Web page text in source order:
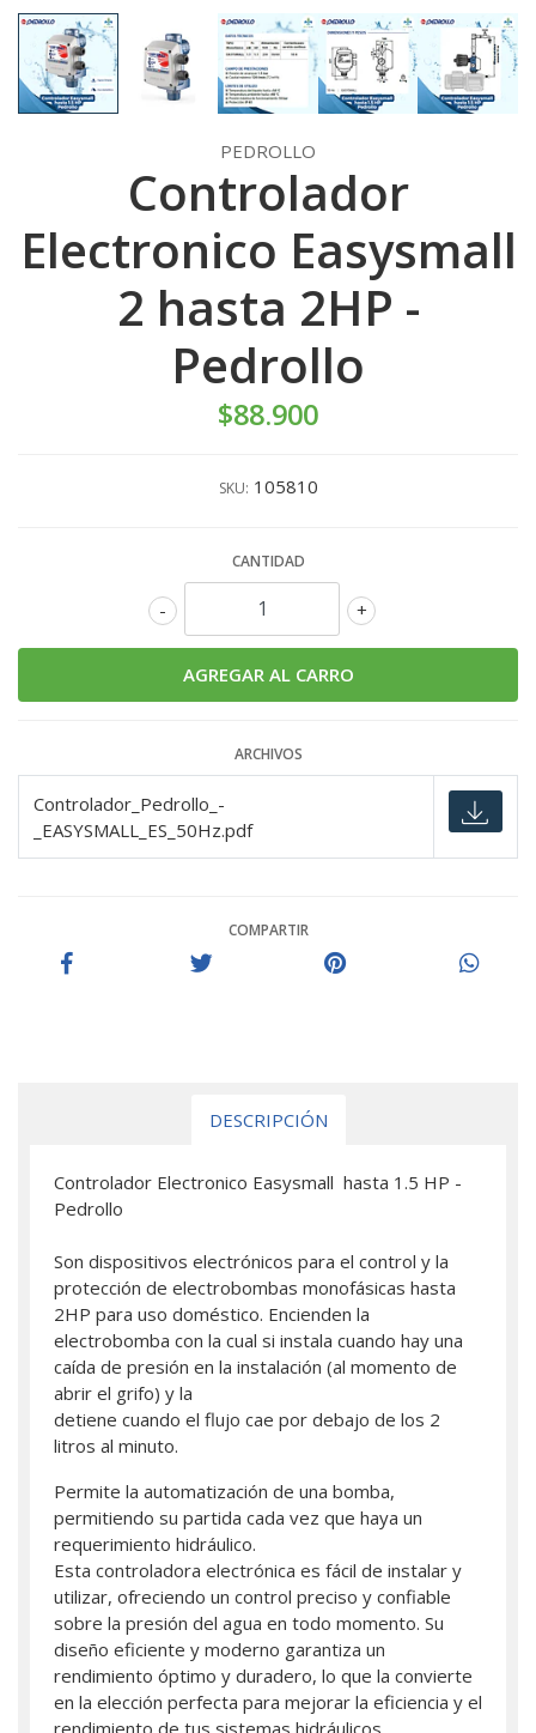
PEDROLLO
Controlador
Electronico Easysmall
2 hasta 2HP -
Pedrollo
$88.900
SKU: 105810
CANTIDAD
+
-
ARCHIVOS
Controlador_Pedrollo_-
_EASYSMALL_ES_50Hz.pdf
COMPARTIR
DESCRIPCIÓN
Controlador Electronico Easysmall hasta 1.5 HP -
Pedrollo
Son dispositivos electrónicos para el control y la
protección de electrobombas monofásicas hasta
2HP para uso doméstico. Encienden la
electrobomba con la cual si instala cuando hay una
caída de presión en la instalación (al momento de
abrir el grifo) y la
detiene cuando el flujo cae por debajo de los 2
litros al minuto.
Permite la automatización de una bomba,
permitiendo su partida cada vez que haya un
requerimiento hidráulico.
Esta controladora electrónica es fácil de instalar y
utilizar, ofreciendo un control preciso y confiable
sobre la presión del agua en todo momento. Su
diseño eficiente y moderno garantiza un
rendimiento óptimo y duradero, lo que la convierte
en la elección perfecta para mejorar la eficiencia y el
rendimiento de tus sistemas hidráulicos.